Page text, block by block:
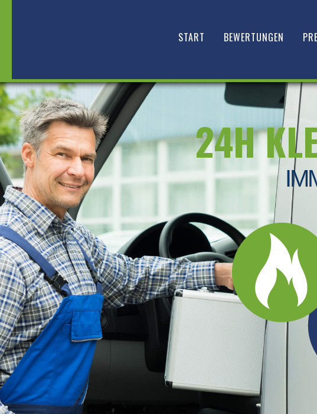
START BEWERTUNGEN
24H